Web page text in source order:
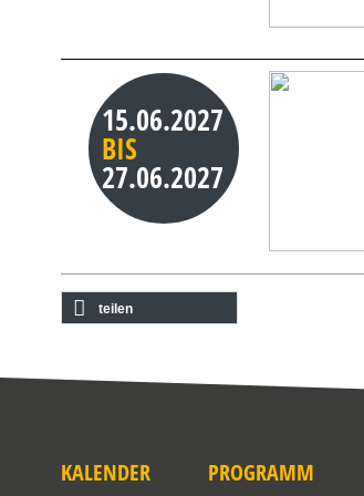
15.06.2027
BIS
27.06.2027
teilen
KALENDER PROGRAMM